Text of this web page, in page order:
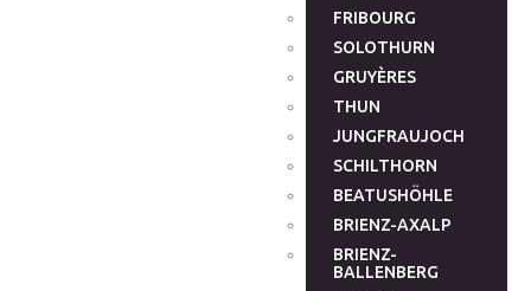
FRIBOURG
SOLOTHURN
GRUYÈRES
THUN
JUNGFRAUJOCH
SCHILTHORN
BEATUSHÖHLE
BRIENZ-AXALP
BRIENZ-
BALLENBERG